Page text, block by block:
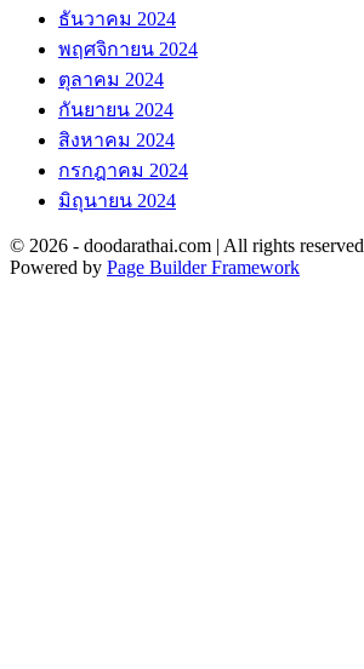
ธันวาคม 2024
พฤศจิกายน 2024
ตุลาคม 2024
กันยายน 2024
สิงหาคม 2024
กรกฎาคม 2024
มิถุนายน 2024
© 2026 - doodarathai.com | All rights reserved
Powered by Page Builder Framework